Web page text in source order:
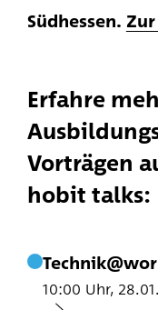
Südhessen.
Erfahre
Vorträgen
hobit talks:
10:00 Uhr,